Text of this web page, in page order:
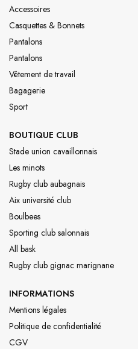
Accessoires
Casquettes & Bonnets
Pantalons
Pantalons
Vêtement de travail
Bagagerie
Sport
BOUTIQUE CLUB
Stade union cavaillonnais
Les minots
Rugby club aubagnais
Aix université club
Boulbees
Sporting club salonnais
All bask
Rugby club gignac marignane
INFORMATIONS
Mentions légales
Politique de confidentialité
CGV